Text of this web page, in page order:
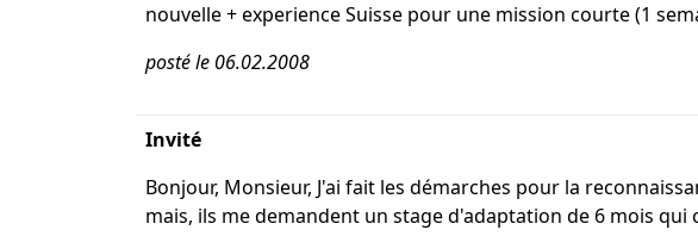
nouvelle + experience Suisse pour une mission courte (1
posté le 06.02.2008
Invité
Bonjour, Monsieur, J'ai fait les démarches pour la
mais, ils me demandent un stage d'adaptation de 6 mois